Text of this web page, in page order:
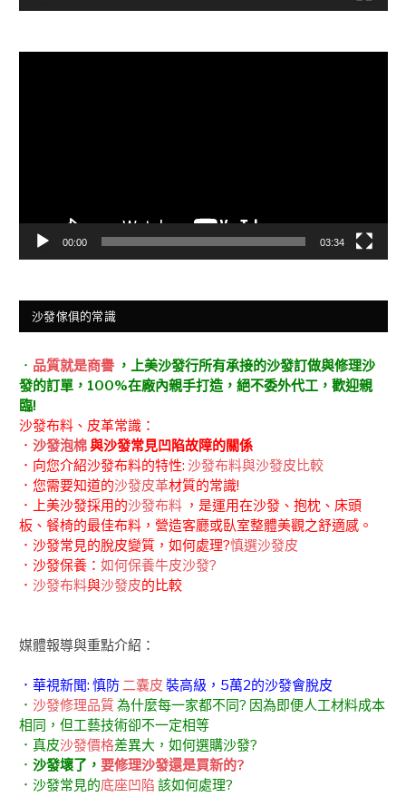
00:00 03:34
沙發傢俱的常識
． 品質就是商譽 ，上美沙發行所有承接的沙發訂做與修理沙
發的訂單，100%在廠內親手打造，絕不委外代工，歡迎親
臨!
沙發布料、皮革常識：
． 沙發泡棉與沙發常見凹陷故障的關係
．向您介紹沙發布料的特性: 沙發布料與沙發皮比較
．您需要知道的沙發皮革材質的常識!
．上美沙發採用的沙發布料 ，是運用在沙發、抱枕、床頭
板、餐椅的最佳布料，營造客廳或臥室整體美觀之舒適感。
．沙發常見的脫皮變質，如何處理?慎選沙發皮
．沙發保養： 如何保養牛皮沙發?
． 沙發布料與沙發皮的比較
媒體報導與重點介紹：
．華視新聞: 慎防二囊皮 裝高級，5萬2的沙發會脫皮
． 沙發修理品質為什麼每一家都不同? 因為即便人工材料成本
相同，但工藝技術卻不一定相等
．真皮沙發價格差異大，如何選購沙發?
． 沙發壞了， 要修理沙發還是買新的?
．沙發常見的底座凹陷 該如何處理?